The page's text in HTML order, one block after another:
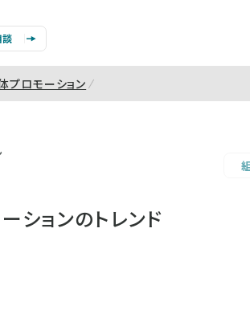
談
プロモーション
ションのトレンド